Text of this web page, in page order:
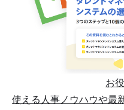
お
使える人事ノウハウや最